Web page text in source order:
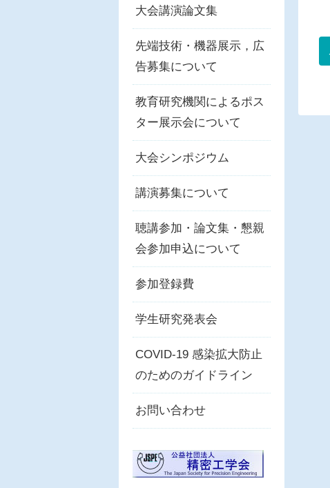
大会講演論文集
先端技術・機器展示，広
告募集について
教育研究機関によるポス
ター展示会について
大会シンポジウム
講演募集について
聴講参加・論文集・懇親
会参加申込について
参加登録費
学生研究発表会
COVID-19 感染拡大防止
のためのガイドライン
お問い合わせ